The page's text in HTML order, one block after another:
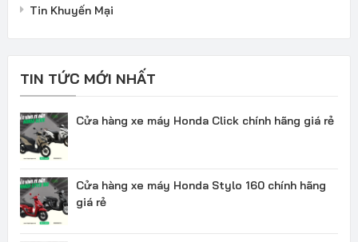
Tin Khuyến Mại
TIN TỨC MỚI NHẤT
Cửa hàng xe máy Honda Click chính hãng giá rẻ
Cửa hàng xe máy Honda Stylo 160 chính hãng
giá rẻ